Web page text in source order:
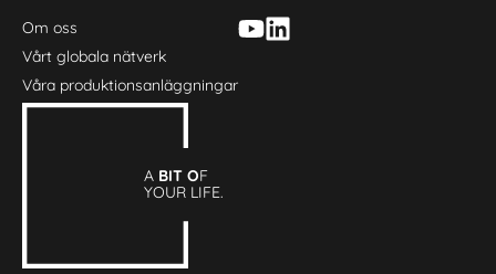
Om oss
Vårt globala nätverk
Våra produktionsanläggningar
A BIT OF
YOUR LIFE.